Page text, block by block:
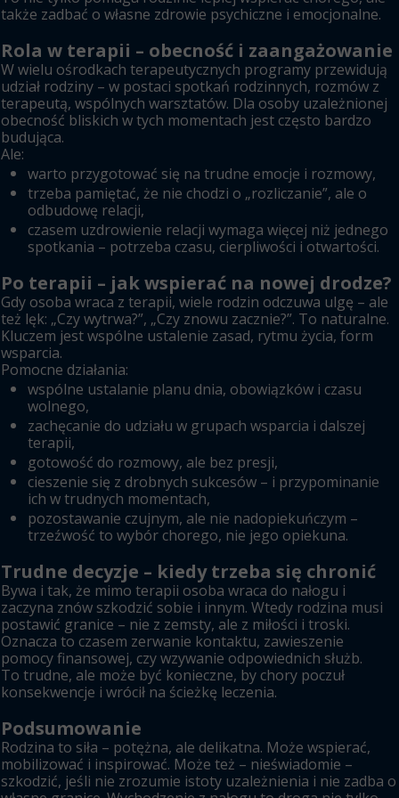
także zadbać o własne zdrowie psychiczne i emocjonalne.
Rola w terapii – obecność i zaangażowanie
W wielu ośrodkach terapeutycznych programy przewidują
udział rodziny – w postaci spotkań rodzinnych, rozmów z
terapeutą, wspólnych warsztatów. Dla osoby uzależnionej
obecność bliskich w tych momentach jest często bardzo
budująca.
Ale:
warto przygotować się na trudne emocje i rozmowy,
trzeba pamiętać, że nie chodzi o „rozliczanie”, ale o
odbudowę relacji,
czasem uzdrowienie relacji wymaga więcej niż jednego
spotkania – potrzeba czasu, cierpliwości i otwartości.
Po terapii – jak wspierać na nowej drodze?
Gdy osoba wraca z terapii, wiele rodzin odczuwa ulgę – ale
też lęk: „Czy wytrwa?”, „Czy znowu zacznie?”. To naturalne.
Kluczem jest wspólne ustalenie zasad, rytmu życia, form
wsparcia.
Pomocne działania:
wspólne ustalanie planu dnia, obowiązków i czasu
wolnego,
zachęcanie do udziału w grupach wsparcia i dalszej
terapii,
gotowość do rozmowy, ale bez presji,
cieszenie się z drobnych sukcesów – i przypominanie
ich w trudnych momentach,
pozostawanie czujnym, ale nie nadopiekuńczym –
trzeźwość to wybór chorego, nie jego opiekuna.
Trudne decyzje – kiedy trzeba się chronić
Bywa i tak, że mimo terapii osoba wraca do nałogu i
zaczyna znów szkodzić sobie i innym. Wtedy rodzina musi
postawić granice – nie z zemsty, ale z miłości i troski.
Oznacza to czasem zerwanie kontaktu, zawieszenie
pomocy finansowej, czy wzywanie odpowiednich służb.
To trudne, ale może być konieczne, by chory poczuł
konsekwencje i wrócił na ścieżkę leczenia.
Podsumowanie
Rodzina to siła – potężna, ale delikatna. Może wspierać,
mobilizować i inspirować. Może też – nieświadomie –
szkodzić, jeśli nie zrozumie istoty uzależnienia i nie zadba o